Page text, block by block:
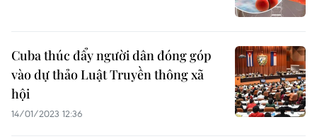
Cuba thúc đẩy người dân đóng góp
vào dự thảo Luật Truyền thông xã
hội
14/01/2023 12:36